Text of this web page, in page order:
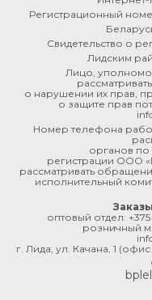
Регистрационный
Свидетельство о
Лидским
Лицо,
о нарушении их прав,
о защите прав
Номер телефона
органов по
регистрации ООО
рассматривать
исполнительный
оптовый отдел:
розничный
г. Лида, ул. Качана, 1